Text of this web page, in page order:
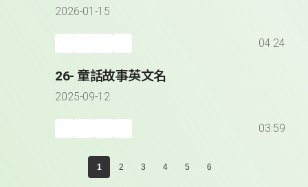
2026-01-15
04:24
26- 童話故事英文名
2025-09-12
03:59
1 2 3 4 5 6